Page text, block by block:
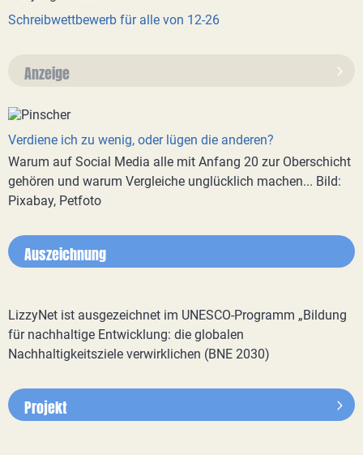
Schreibwettbewerb für alle von 12-26
Anzeige
Verdiene ich zu wenig, oder lügen die anderen?
Warum auf Social Media alle mit Anfang 20 zur Oberschicht
gehören und warum Vergleiche unglücklich machen... Bild:
Pixabay, Petfoto
Auszeichnung
LizzyNet ist ausgezeichnet im UNESCO-Programm „Bildung
für nachhaltige Entwicklung: die globalen
Nachhaltigkeitsziele verwirklichen (BNE 2030)
Projekt